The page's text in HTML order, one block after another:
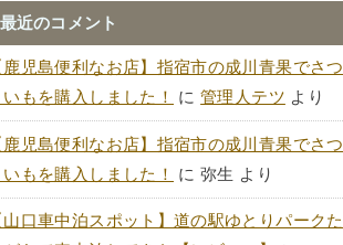
最近のコメント
鹿児島便利なお店】指宿市の成川青果でさつ
いもを購入しました！
に管理人テツ より
鹿児島便利なお店】指宿市の成川青果でさつ
いもを購入しました！
に弥生 より
山口車中泊スポット】道の駅ゆとりパークた